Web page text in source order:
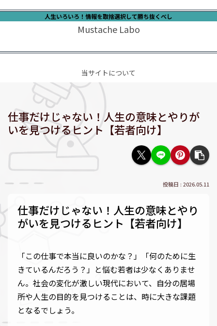
人生いろいろ！情報を取捨選択して勝ち抜くべし
Mustache Labo
当サイトについて
仕事だけじゃない！人生の意味とやりが
いを見つけるヒント【若者向け】
2026.05.11
仕事だけじゃない！人生の意味とやり
がいを見つけるヒント【若者向け】
「この仕事で本当に良いのかな？」「何のために生
きているんだろう？」と悩む若者は少なくありませ
ん。社会の変化が激しい現代において、自分の居場
所や人生の目的を見つけることは、時に大きな課題
となるでしょう。